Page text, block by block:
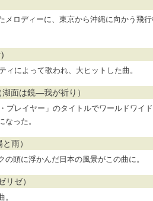
メロディーに、東京から沖縄に向かう飛
ィによって歌われ、大ヒットした曲。
面は鏡—我が祈り）
プレイヤー」のタイトルでワールドワイ
った。
雨）
頭に浮かんだ日本の風景がこの曲に。
ゼ）